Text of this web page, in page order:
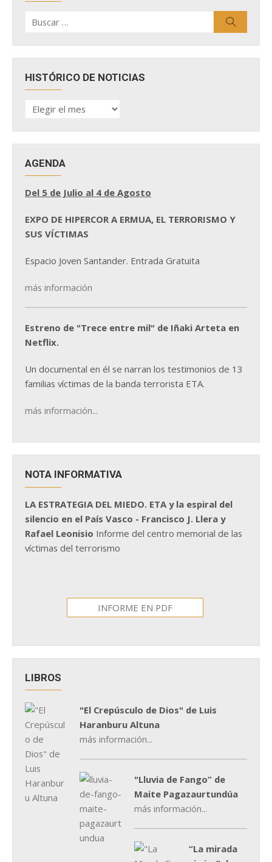
por:
HISTÓRICO DE NOTICIAS
HISTÓRICO
DE
AGENDA
Del 5 de Julio al 4 de Agosto
EXPO DE HIPERCOR A ERMUA, EL TERRORISMO Y
SUS VÍCTIMAS
Espacio Joven Santander. Entrada Gratuita
más información
Estreno de "Trece entre mil" de Iñaki Arteta en
Netflix.
Un documental en él se narran los testimonios de 13
familias víctimas de la banda terrorista ETA.
más información...
NOTA INFORMATIVA
LA ESTRATEGIA DEL MIEDO. ETA y la espiral del
silencio en el País Vasco - Francisco J. Llera y
Rafael Leonisio Informe del centro memorial de las
víctimas del terrorismo
INFORME EN PDF
LIBROS
"El Crepúsculo de Dios" de Luis
Haranburu Altuna
más información...
"Lluvia de Fango” de
Maite Pagazaurtundúa
más información...
“La mirada